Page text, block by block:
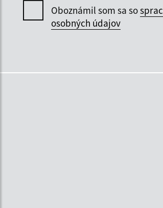
Oboznámil som sa so
osobných údajov